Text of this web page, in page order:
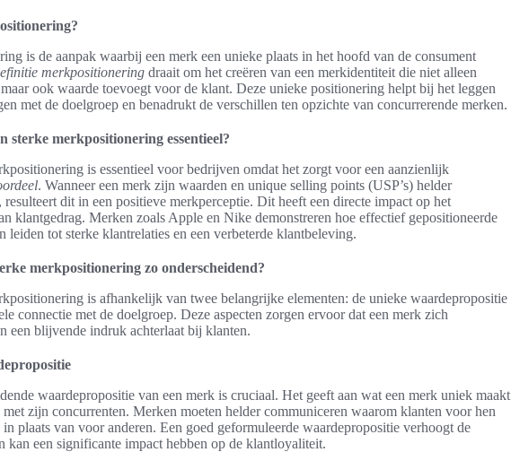
is de aanpak waarbij een merk een unieke plaats in het hoofd van de consument
merkpositionering draait om het creëren van een merkidentiteit die niet alleen
ook waarde toevoegt voor de klant. Deze unieke positionering helpt bij het leggen
met de doelgroep en benadrukt de verschillen ten opzichte van concurrerende merken.
sterke merkpositionering essentieel?
is essentieel voor bedrijven omdat het zorgt voor een aanzienlijk
. Wanneer een merk zijn waarden en unique selling points (USP’s) helder
resulteert dit in een positieve merkperceptie. Dit heeft een directe impact op het
klantgedrag. Merken zoals Apple en Nike demonstreren hoe effectief gepositioneerde
leiden tot sterke klantrelaties en een verbeterde klantbeleving.
merkpositionering zo onderscheidend?
is afhankelijk van twee belangrijke elementen: de unieke waardepropositie
connectie met de doelgroep. Deze aspecten zorgen ervoor dat een merk zich
een blijvende indruk achterlaat bij klanten.
waardepropositie van een merk is cruciaal. Het geeft aan wat een merk uniek maakt
zijn concurrenten. Merken moeten helder communiceren waarom klanten voor hen
plaats van voor anderen. Een goed geformuleerde waardepropositie verhoogt de
kan een significante impact hebben op de klantloyaliteit.